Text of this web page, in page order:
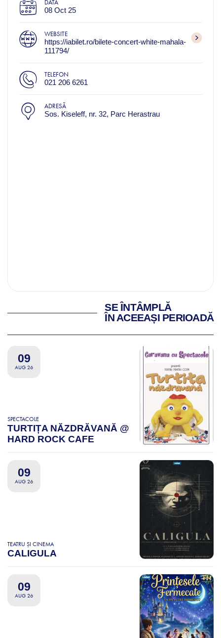
DATA
08 Oct 25
WEBSITE
https://iabilet.ro/bilete-concert-white-mahala-
111794/
TELEFON
021 206 6261
ADRESĂ
Sos. Kiseleff, nr. 32, Parc Herastrau
SE ÎNTÂMPLĂ
ÎN ACEEAȘI PERIOADĂ
09
AUG 26
SPECTACOLE
TURTIȚA NĂZDRĂVANĂ @
HARD ROCK CAFE
09
AUG 26
TEATRU ȘI CINEMA
CALIGULA
09
AUG 26